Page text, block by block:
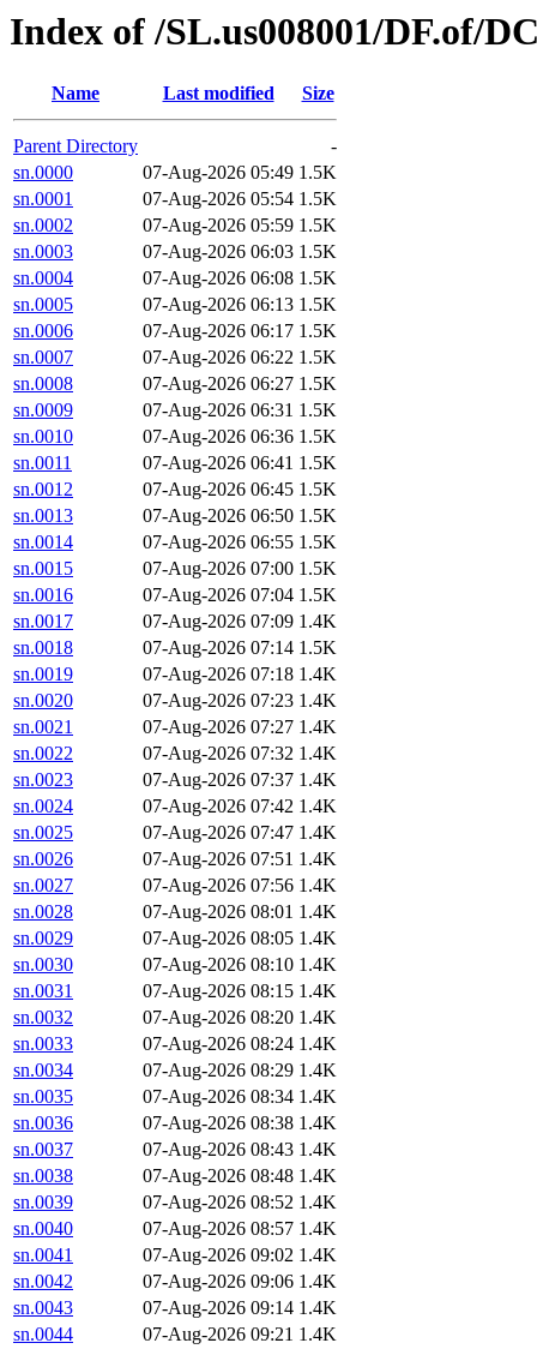
Index of /SL.us008001/DF.of/
Name Last modified Size
Parent Directory
-
sn.0000
07-Aug-2026 05:49 1.5K
sn.0001
07-Aug-2026 05:54 1.5K
sn.0002
07-Aug-2026 05:59 1.5K
sn.0003
07-Aug-2026 06:03 1.5K
sn.0004
07-Aug-2026 06:08 1.5K
sn.0005
07-Aug-2026 06:13 1.5K
sn.0006
07-Aug-2026 06:17 1.5K
sn.0007
07-Aug-2026 06:22 1.5K
sn.0008
07-Aug-2026 06:27 1.5K
sn.0009
07-Aug-2026 06:31 1.5K
sn.0010
07-Aug-2026 06:36 1.5K
sn.0011
07-Aug-2026 06:41 1.5K
sn.0012
07-Aug-2026 06:45 1.5K
sn.0013
07-Aug-2026 06:50 1.5K
sn.0014
07-Aug-2026 06:55 1.5K
sn.0015
07-Aug-2026 07:00 1.5K
sn.0016
07-Aug-2026 07:04 1.5K
sn.0017
07-Aug-2026 07:09 1.4K
sn.0018
07-Aug-2026 07:14 1.5K
sn.0019
07-Aug-2026 07:18 1.4K
sn.0020
07-Aug-2026 07:23 1.4K
sn.0021
07-Aug-2026 07:27 1.4K
sn.0022
07-Aug-2026 07:32 1.4K
sn.0023
07-Aug-2026 07:37 1.4K
sn.0024
07-Aug-2026 07:42 1.4K
sn.0025
07-Aug-2026 07:47 1.4K
sn.0026
07-Aug-2026 07:51 1.4K
sn.0027
07-Aug-2026 07:56 1.4K
sn.0028
07-Aug-2026 08:01 1.4K
sn.0029
07-Aug-2026 08:05 1.4K
sn.0030
07-Aug-2026 08:10 1.4K
sn.0031
07-Aug-2026 08:15 1.4K
sn.0032
07-Aug-2026 08:20 1.4K
sn.0033
07-Aug-2026 08:24 1.4K
sn.0034
07-Aug-2026 08:29 1.4K
sn.0035
07-Aug-2026 08:34 1.4K
sn.0036
07-Aug-2026 08:38 1.4K
sn.0037
07-Aug-2026 08:43 1.4K
sn.0038
07-Aug-2026 08:48 1.4K
sn.0039
07-Aug-2026 08:52 1.4K
sn.0040
07-Aug-2026 08:57 1.4K
sn.0041
07-Aug-2026 09:02 1.4K
sn.0042
07-Aug-2026 09:06 1.4K
sn.0043
07-Aug-2026 09:14 1.4K
sn.0044
07-Aug-2026 09:21 1.4K